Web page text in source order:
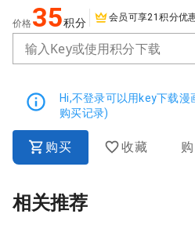
价格 35积分 会员可享21积分优
输入Key或使用积分下载
Hi,不登录可以用key下载
购买记录)
购买 收藏
相关推荐